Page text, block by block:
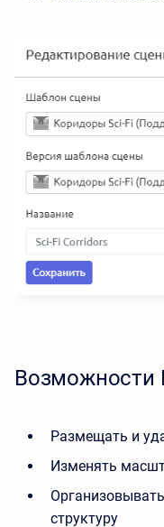
Возможности
Размещать и
Изменять
структуру